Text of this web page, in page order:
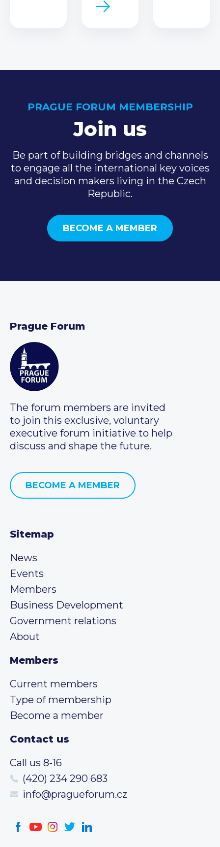
PRAGUE FORUM MEMBERSHIP
Join us
Be part of building bridges and channels
to engage all the international key voices
and decision makers living in the Czech
Republic.
BECOME A MEMBER
Prague Forum
The forum members are invited
to join this exclusive, voluntary
executive forum initiative to help
discuss and shape the future.
BECOME A MEMBER
Sitemap
News
Events
Members
Business Development
Government relations
About
Members
Current members
Type of membership
Become a member
Contact us
Call us 8-16
(420) 234 290 683
info@pragueforum.cz